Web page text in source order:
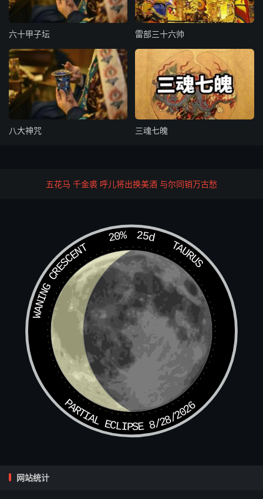
相道黄黄黄
黄黄黄道相
相道黄黄黄 ,阳演张张张
应静凡凡凡,证玄静静静
灵化明明明
明明明化灵
明明庆庆呈呈尊, 音音 音音
音音音音音
灵化明明明
音音音音音
凡凡景景金金尊, 空空 空空
应静凡凡凡
凡凡凡静应
张张景景张张尊, 空空 空空
空空空空空
阳演张张张,张张张演阳
黄黄辉辉黄黄尊, 宪宪 宪宪
宪宪宪宪宪
相道黄黄黄
黄黄黄道相
大悲大愿大圣大慈十方化号普度亡魂亿亿刼中度人无量寻声
救苦天尊青玄上帝
六十甲子坛 雷部三十六帅
八大神咒 三魂七魄
五花马 千金裘 呼儿将出换美酒 与尔同销万古愁
20% 25d
TAURUS
WANING CRESCENT
PARTIAL ECLIPSE 8/28/2026
网站统计